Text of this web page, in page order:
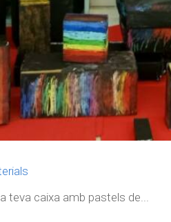
teva caixa amb pastels de...